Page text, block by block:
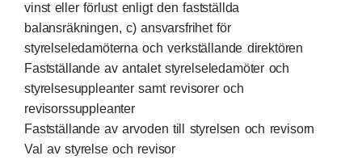
vinst eller förlust enligt den fastställda
balansräkningen, c) ansvarsfrihet för
styrelseledamöterna och verkställande direktören
Fastställande av antalet styrelseledamöter och
styrelsesuppleanter samt revisorer och
revisorssuppleanter
Fastställande av arvoden till styrelsen och revisorn
Val av styrelse och revisor